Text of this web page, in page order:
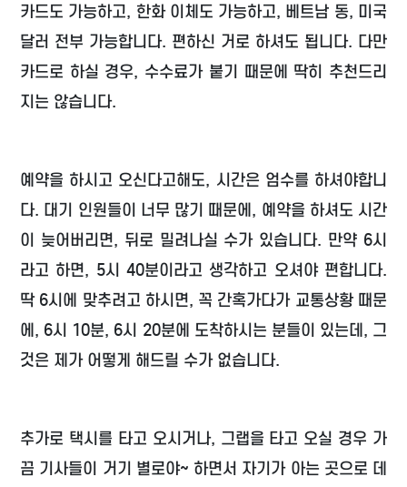
카드도 가능하고, 한화 이체도 가능하고, 베트남 동, 미국
달러 전부 가능합니다. 편하신 거로 하셔도 됩니다. 다만
카드로 하실 경우, 수수료가 붙기 때문에 딱히 추천드리
지는 않습니다.
예약을 하시고 오신다고해도, 시간은 엄수를 하셔야합니
다. 대기 인원들이 너무 많기 때문에, 예약을 하셔도 시간
이 늦어버리면, 뒤로 밀려나실 수가 있습니다. 만약 6시
라고 하면, 5시 40분이라고 생각하고 오셔야 편합니다.
딱 6시에 맞추려고 하시면, 꼭 간혹가다가 교통상황 때문
에, 6시 10분, 6시 20분에 도착하시는 분들이 있는데, 그
것은 제가 어떻게 해드릴 수가 없습니다.
추가로 택시를 타고 오시거나, 그랩을 타고 오실 경우 가
끔 기사들이 거기 별로야~ 하면서 자기가 아는 곳으로 데